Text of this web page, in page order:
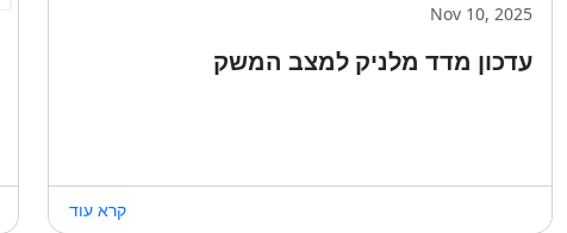
Nov 10, 2025
עדכון מדד מלניק למצב המשק
קרא עוד